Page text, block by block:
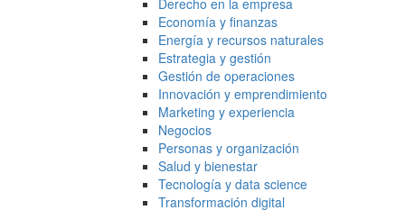
Derecho en la empresa
Economía y finanzas
Energía y recursos naturales
Estrategia y gestión
Gestión de operaciones
Innovación y emprendimiento
Marketing y experiencia
Negocios
Personas y organización
Salud y bienestar
Tecnología y data science
Transformación digital